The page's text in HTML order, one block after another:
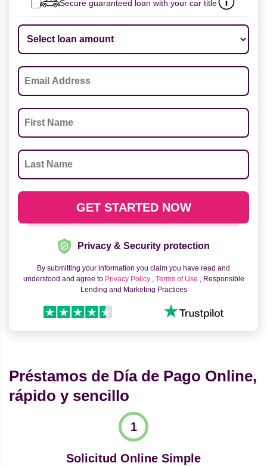
Secure guaranteed loan with your car title
Privacy & Security protection
By submitting your information you claim you have read and
understood and agree to Privacy Policy , Terms of Use , Responsible
Lending and Marketing Practices
Préstamos de Día de Pago Online,
rápido y sencillo
Solicitud Online Simple